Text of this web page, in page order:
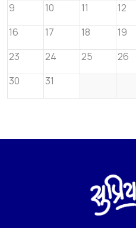
9
10 11 12
16
17 18 19
23
24 25 26
30
31